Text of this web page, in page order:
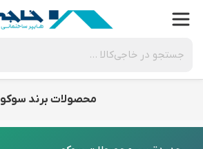
محصولات برند سوکو